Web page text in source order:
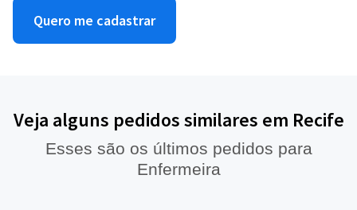
Quero me cadastrar
Veja alguns pedidos similares em Recife
Esses são os últimos pedidos para
Enfermeira